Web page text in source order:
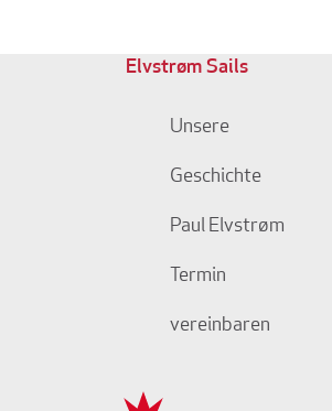
Elvstrøm Sails
Unsere
Geschichte
Paul Elvstrøm
Termin
vereinbaren